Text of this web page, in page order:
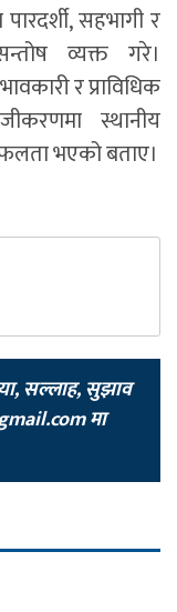
सहभागी र
व्यक्त गरे।
र प्राविधिक
स्थानीय
भएको बताए।
सल्लाह, सुझाव
मा